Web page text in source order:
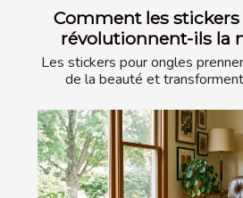
Comment les
révolutionnent-ils la
Les stickers pour ongles
de la beauté et